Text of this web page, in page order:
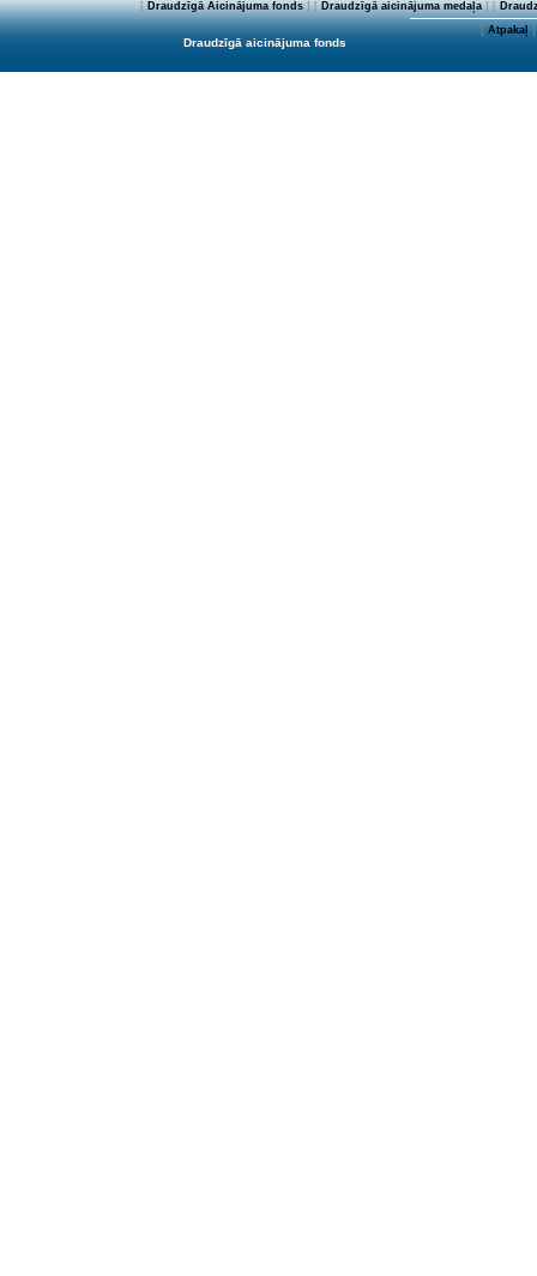
[Draudzīgā Aicinājuma fonds] [Draudzīgā aicinājuma medaļa] [
[Atpakaļ]
Draudzīgā aicinājuma fonds